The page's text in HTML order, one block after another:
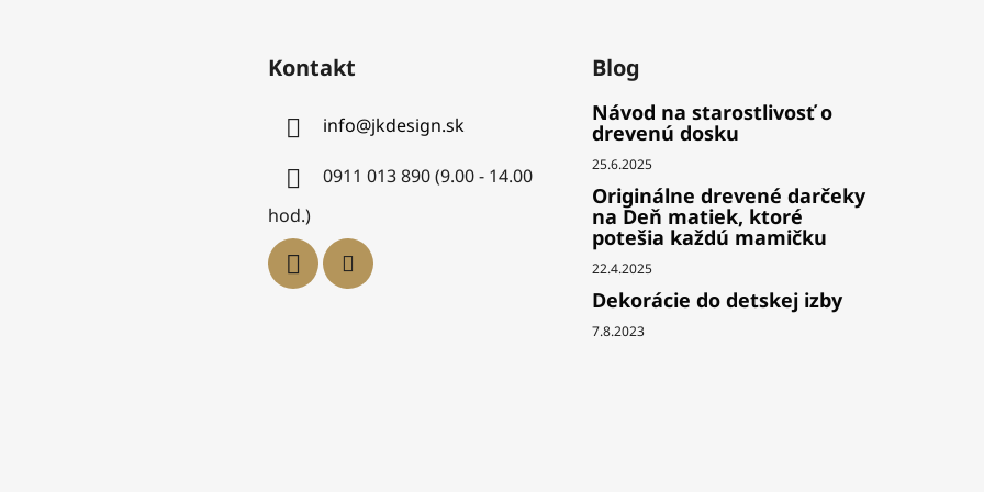
Kontakt
info@jkdesign.sk
0911 013 890 (9.00 - 14.00
hod.)
Blog
Návod na starostlivosť o
drevenú dosku
25.6.2025
Originálne drevené darčeky
na Deň matiek, ktoré
potešia každú mamičku
22.4.2025
Dekorácie do detskej izby
7.8.2023